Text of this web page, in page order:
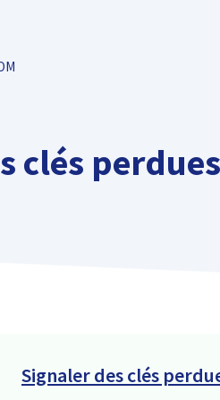
clés
Signaler des clés